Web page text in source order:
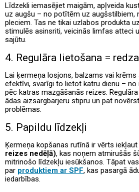
Līdzekli iemasējiet maigām, apļveida
uz augšu – no potītēm uz augšstilbiem,
pleciem. Tas ne tikai uzlabos produkta
stimulēs asinsriti, veicinās limfas atteci
sajūtu.
4. Regulāra lietošana =
Lai ķermeņa losjons, balzams vai
efektīvi, svarīgi to lietot katru dienu – no
pēc katras mazgāšanās reizes.
ādas aizsargbarjeru stipru un pat
problēmas.
5. Papildu līdzekļi
Ķermeņa kopšanas rutīnā ir vērts
reizes nedēļā), kas noņem atmirušās
mitrinošo līdzekļu iesūkšanos. Tāpat
par produktiem ar SPF, kas pasargā
iedarbības.